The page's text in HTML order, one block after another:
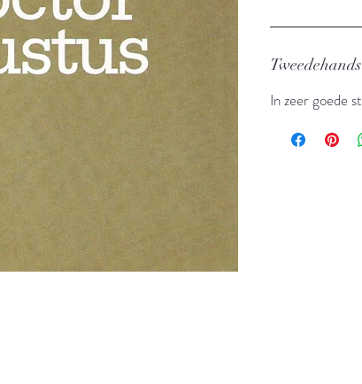
In zeer goede